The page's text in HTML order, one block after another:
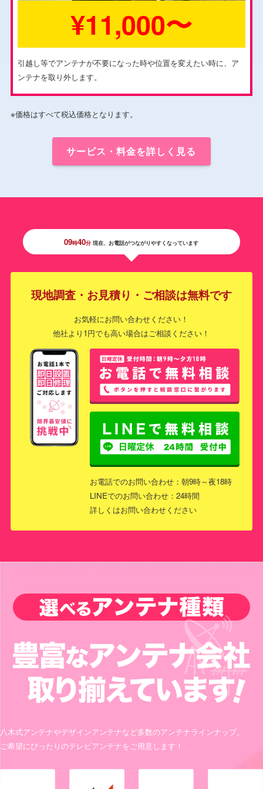
¥11,000〜
引越し等でアンテナが不要になった時や位置を変えたい時に、ア
ンテナを取り外します。
※価格はすべて税込価格となります。
サービス・料金を詳しく見る
09時40分現在、お電話がつながりやすくなっています
現地調査・お見積り・ご相談は無料です
お気軽にお問い合わせください！
他社より1円でも高い場合はご相談ください！
お電話でのお問い合わせ：朝9時～夜18時
LINEでのお問い合わせ：24時間
詳しくはお問い合わせください
八木式アンテナやデザインアンテナなど多数のアンテナラインナップ。
ご希望にぴったりのテレビアンテナをご用意します！